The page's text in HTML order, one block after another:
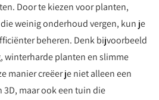
Door te kiezen voor planten,
weinig onderhoud vergen, kun je
beheren. Denk bijvoorbeeld
winterharde planten en slimme
manier creëer je niet alleen een
maar ook een tuin die